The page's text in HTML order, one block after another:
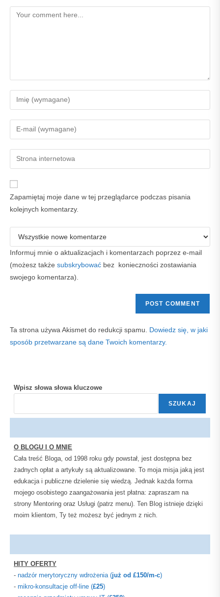
Comment
Enter
your
name
comment
Enter
your
email
address
comment
Enter
your
website
(optional)
Zapamiętaj moje dane w tej przeglądarce podczas pisania
kolejnych komentarzy.
Informuj mnie o aktualizacjach i komentarzach poprzez e-mail
(możesz także subskrybować bez konieczności zostawiania
swojego komentarza).
Ta strona używa Akismet do redukcji spamu. Dowiedz się, w jaki
sposób przetwarzane są dane Twoich komentarzy.
Wpisz słowa słowa kluczowe
SZUKAJ
O BLOGU I O MNIE
Cała treść Bloga, od 1998 roku gdy powstał, jest dostępna bez
żadnych opłat a artykuły są aktualizowane. To moja misja jaką jest
edukacja i publiczne dzielenie się wiedzą. Jednak każda forma
mojego osobistego zaangażowania jest płatna: zapraszam na
strony Mentoring oraz Usługi (patrz menu). Ten Blog istnieje dzięki
moim klientom, Ty też możesz być jednym z nich.
HITY OFERTY
- nadzór merytoryczny wdrożenia (już od £150/m-c)
- mikro-konsultacje off-line (£25)